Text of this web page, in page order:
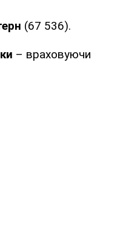
(67 536).
– враховуючи